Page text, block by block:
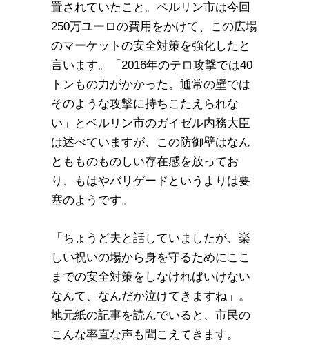
置されていたこと。ベルリン市は今回
250万ユーロの費用をかけて、この広場
のマーケットの安全対策を強化したと
言います。「2016年のテロ攻撃では40
トンもの力がかかった。通常の壁では
そのような攻撃に持ちこたえられな
い」とベルリン市のガイゼル内務大臣
は述べていますが、この防御壁はなん
ともものものしい存在感を放ってお
り、もはやバリゲードというよりは要
塞のようです。
「ちょうど夫と話していましたが、楽
しい祝いの場から身を守るためにここ
までの安全対策をしなければいけない
なんて、なんだか泣けてきますね」。
地元紙の記事を読んでいると、市民の
こんな率直な声も聞こえてきます。